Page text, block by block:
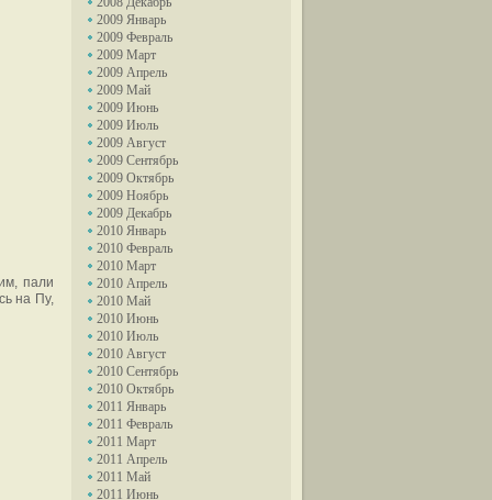
2009 Январь
2009 Февраль
2009 Март
2009 Апрель
2009 Май
2009 Июнь
2009 Июль
2009 Август
2009 Сентябрь
2009 Октябрь
2009 Ноябрь
2009 Декабрь
2010 Январь
2010 Февраль
2010 Март
2010 Апрель
2010 Май
2010 Июнь
2010 Июль
2010 Август
2010 Сентябрь
2010 Октябрь
2011 Январь
2011 Февраль
2011 Март
2011 Апрель
2011 Май
2011 Июнь
пали
на Пу,